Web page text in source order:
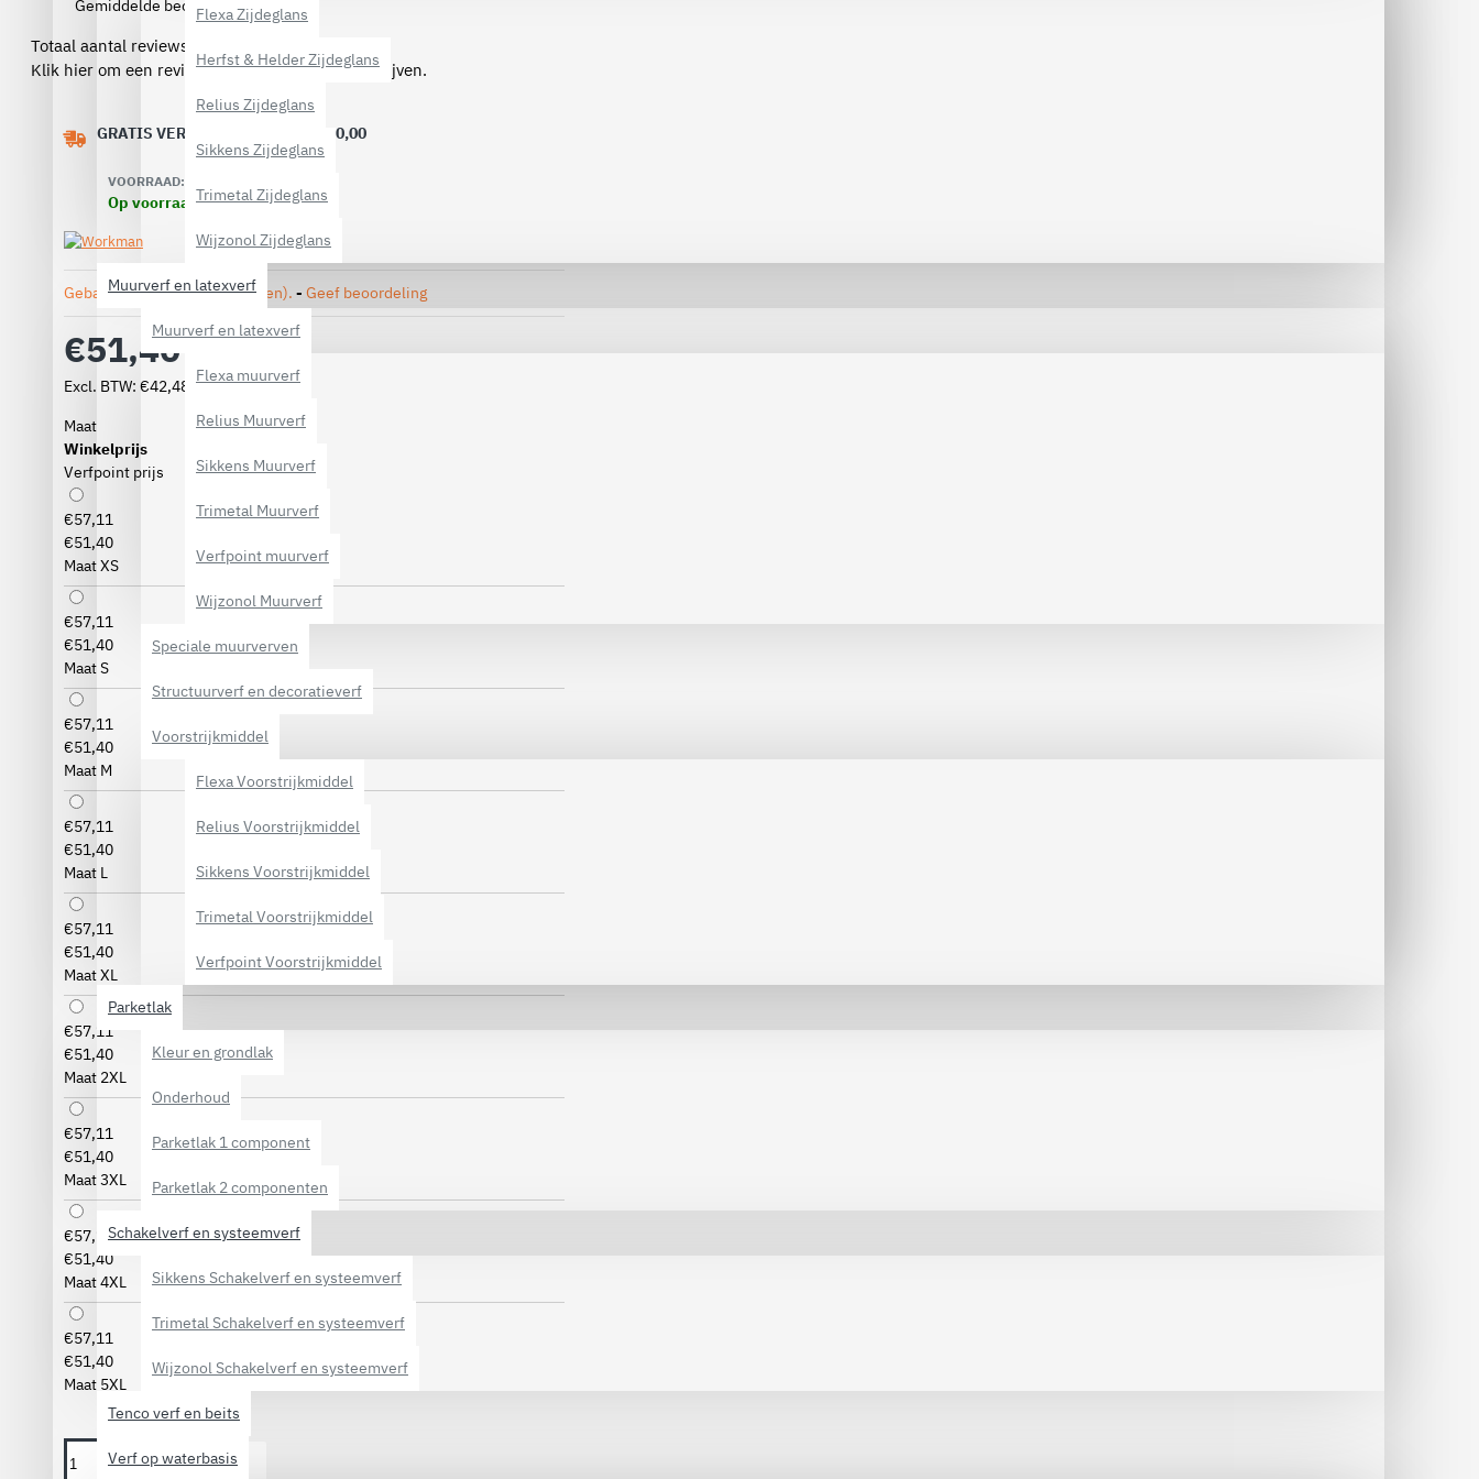
Flexa Zijdeglans
Herfst & Helder Zijdeglans
Relius Zijdeglans
Sikkens Zijdeglans
Trimetal Zijdeglans
Wijzonol Zijdeglans
Muurverf en latexverf
Muurverf en latexverf
Flexa muurverf
Relius Muurverf
Sikkens Muurverf
Trimetal Muurverf
Verfpoint muurverf
Wijzonol Muurverf
Speciale muurverven
Structuurverf en decoratieverf
Voorstrijkmiddel
Flexa Voorstrijkmiddel
Relius Voorstrijkmiddel
Sikkens Voorstrijkmiddel
Trimetal Voorstrijkmiddel
Verfpoint Voorstrijkmiddel
Parketlak
Kleur en grondlak
Onderhoud
Parketlak 1 component
Parketlak 2 componenten
Schakelverf en systeemverf
Sikkens Schakelverf en systeemverf
Trimetal Schakelverf en systeemverf
Wijzonol Schakelverf en systeemverf
Tenco verf en beits
Verf op waterbasis
Gemiddelde beoordeling: (0)
Totaal aantal reviews (0)
Klik hier om een review over dit product te schrijven.
GRATIS VERZENDING VANAF € 40,00
VOORRAAD:
Op voorraad
Gebaseerd op 0 beoordeling(en). - Geef beoordeling
€51,40
Excl. BTW: €42,48
Maat
Winkelprijs
Verfpoint prijs
€57,11
€51,40
Maat XS
€57,11
€51,40
Maat S
€57,11
€51,40
Maat M
€57,11
€51,40
Maat L
€57,11
€51,40
Maat XL
€57,11
€51,40
Maat 2XL
€57,11
€51,40
Maat 3XL
€57,11
€51,40
Maat 4XL
€57,11
€51,40
Maat 5XL